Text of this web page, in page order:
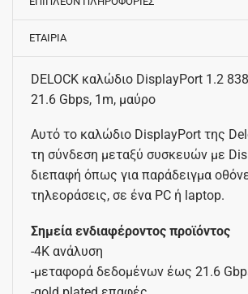
ΕΤΑΙΡΙΑ
DELOCK καλώδιο DisplayPort 1.2
21.6 Gbps, 1m, μαύρο
Αυτό το καλώδιο DisplayPort της
τη σύνδεση μεταξύ συσκευών με
διεπαφή όπως για παράδειγμα
τηλεοράσεις, σε ένα PC ή laptop.
Σημεία ενδιαφέροντος προϊόντος
-4K ανάλυση
-μεταφορά δεδομένων έως 21.6